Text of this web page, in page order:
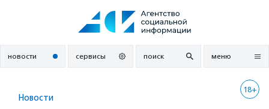
новости сервисы поиск меню
18+
Новости